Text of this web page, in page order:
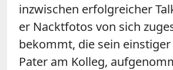
inzwischen erfolgreicher
er Nacktfotos von sich
bekommt, die sein einstiger
Pater am Kolleg,